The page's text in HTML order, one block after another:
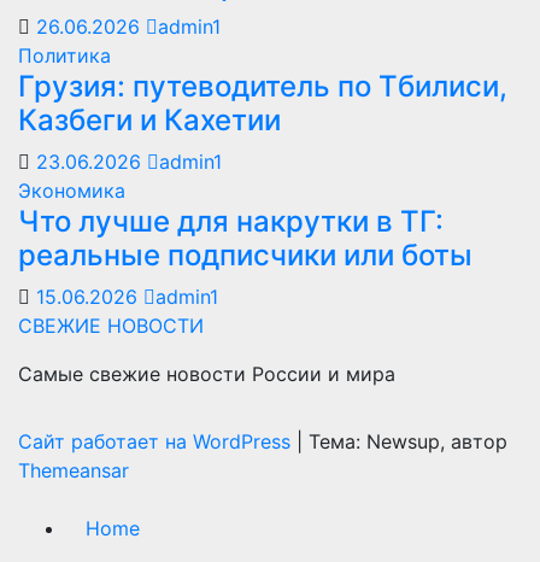
26.06.2026
admin1
Политика
Грузия: путеводитель по Тбилиси,
Казбеги и Кахетии
23.06.2026
admin1
Экономика
Что лучше для накрутки в ТГ:
реальные подписчики или боты
15.06.2026
admin1
СВЕЖИЕ НОВОСТИ
Самые свежие новости России и мира
Сайт работает на WordPress
Тема: Newsup, автор
Themeansar
Home